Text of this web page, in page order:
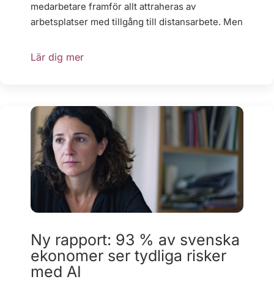
medarbetare framför allt attraheras av
arbetsplatser med tillgång till distansarbete. Men
Lär dig mer
Ny rapport: 93 % av svenska
ekonomer ser tydliga risker
med AI